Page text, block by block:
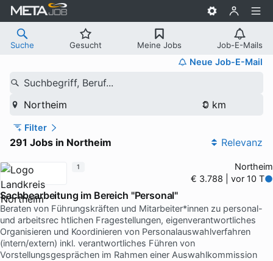
Suche Gesucht Meine Jobs Job-E-Mails
Neue Job-E-Mail
Suchbegriff, Beruf...
Northeim
Filter
291 Jobs in Northeim Relevanz
Northeim
€ 3.788 | vor 10 T
Sachbearbeitung im Bereich "Personal"
Beraten von Führungskräften und Mitarbeiter*innen zu personal-
und arbeitsrec htlichen Fragestellungen, eigenverantwortliches
Organisieren und Koordinieren von Personalauswahlverfahren
(intern/extern) inkl. verantwortliches Führen von
Vorstellungsgesprächen im Rahmen einer Auswahlkommission
1